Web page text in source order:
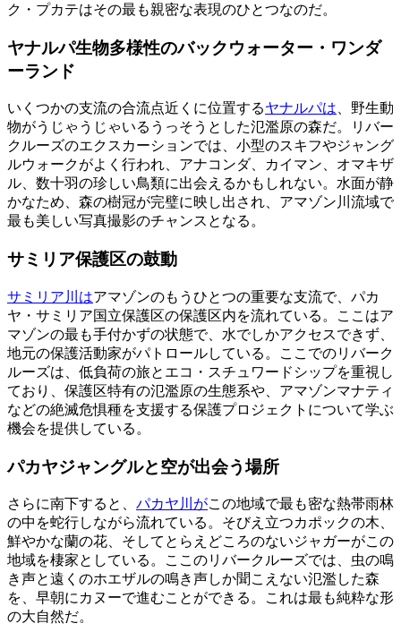
ク・プカテはその最も親密な表現のひとつなのだ。
ヤナルパ生物多様性のバックウォーター・ワンダ
ーランド
いくつかの支流の合流点近くに位置するヤナルパは、野生動
物がうじゃうじゃいるうっそうとした氾濫原の森だ。リバー
クルーズのエクスカーションでは、小型のスキフやジャング
ルウォークがよく行われ、アナコンダ、カイマン、オマキザ
ル、数十羽の珍しい鳥類に出会えるかもしれない。水面が静
かなため、森の樹冠が完璧に映し出され、アマゾン川流域で
最も美しい写真撮影のチャンスとなる。
サミリア保護区の鼓動
サミリア川はアマゾンのもうひとつの重要な支流で、パカ
ヤ・サミリア国立保護区の保護区内を流れている。ここはア
マゾンの最も手付かずの状態で、水でしかアクセスできず、
地元の保護活動家がパトロールしている。ここでのリバーク
ルーズは、低負荷の旅とエコ・スチュワードシップを重視し
ており、保護区特有の氾濫原の生態系や、アマゾンマナティ
などの絶滅危惧種を支援する保護プロジェクトについて学ぶ
機会を提供している。
パカヤジャングルと空が出会う場所
さらに南下すると、 パカヤ川がこの地域で最も密な熱帯雨林
の中を蛇行しながら流れている。そびえ立つカポックの木、
鮮やかな蘭の花、そしてとらえどころのないジャガーがこの
地域を棲家としている。ここのリバークルーズでは、虫の鳴
き声と遠くのホエザルの鳴き声しか聞こえない氾濫した森
を、早朝にカヌーで進むことができる。これは最も純粋な形
の大自然だ。